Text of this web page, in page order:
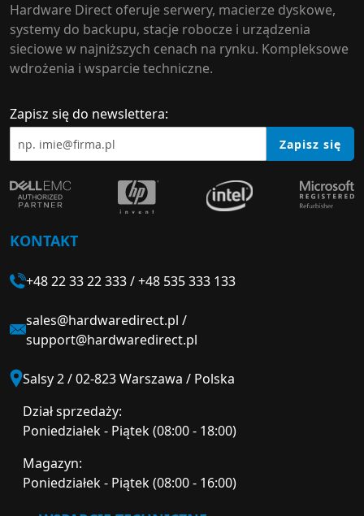
Hardware Direct oferuje serwery, macierze dyskowe,
systemy do backupu, stacje robocze i urządzenia
sieciowe w najniższych cenach na rynku. Kompleksowe
wdrożenia i wsparcie techniczne.
Zapisz się do newslettera:
Zapisz się
KONTAKT
+48 22 33 22 333/+48 535 333 133
sales@hardwaredirect.pl /
support@hardwaredirect.pl
Salsy 2 / 02-823 Warszawa / Polska
Dział sprzedaży:
Poniedziałek - Piątek (08:00 - 18:00)
Magazyn:
Poniedziałek - Piątek (08:00 - 16:00)